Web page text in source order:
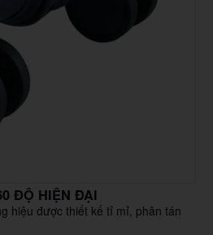
ĐỘ HIỆN ĐẠI
hiệu được thiết kế tỉ mỉ, phân tán